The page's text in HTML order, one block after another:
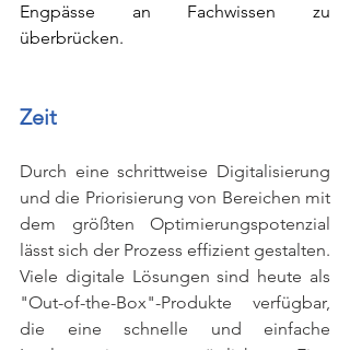
Engpässe an Fachwissen zu
überbrücken.
Zeit
Durch eine schrittweise Digitalisierung
und die Priorisierung von Bereichen mit
dem größten Optimierungspotenzial
lässt sich der Prozess effizient gestalten.
Viele digitale Lösungen sind heute als
"Out-of-the-Box"-Produkte verfügbar,
die eine schnelle und einfache